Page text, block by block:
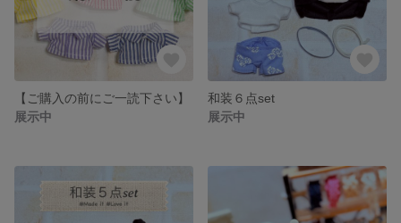
【ご購入の前にご一読下さい】
展示中
和装６点set
展示中